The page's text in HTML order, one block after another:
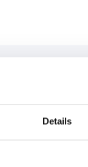
Details
Go Verkehr,
im
sollte die